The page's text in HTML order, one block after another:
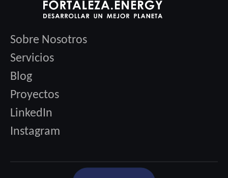
Sobre Nosotros
Servicios
Blog
Proyectos
LinkedIn
Instagram